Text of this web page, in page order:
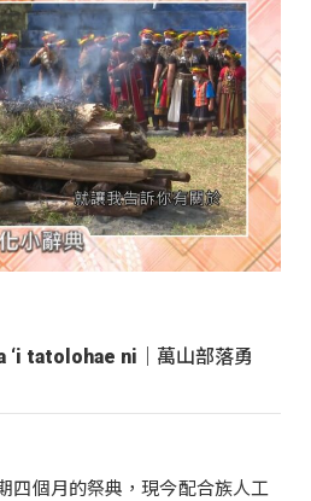
‘i tatolohae ni｜萬山部落勇
四個月的祭典，現今配合族人工